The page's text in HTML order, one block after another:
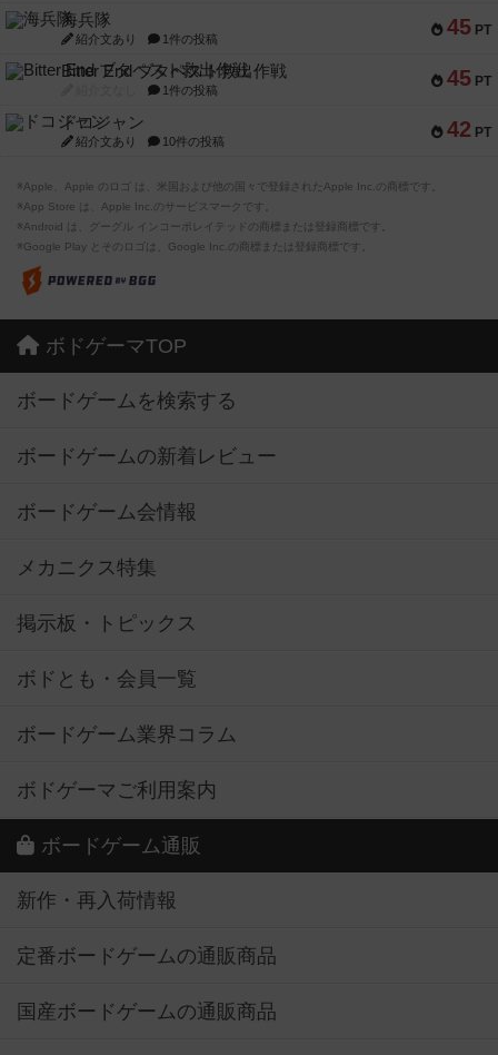
45 PT
海兵隊
紹介文あり 1件の投稿
45 PT
Bitter End ブタペスト救出作戦
1件の投稿
42 PT
ドコジャン
紹介文あり 10件の投稿
※Apple、Apple のロゴ は、米国および他の国々で登録されたApple Inc.の商標です。
※App Store は、Apple Inc.のサービスマークです。
※Android は、グーグル インコーポレイテッドの商標または登録商標です。
※Google Play とそのロゴは、Google Inc.の商標または登録商標です。
ボドゲーマTOP
ボードゲームを検索する
ボードゲームの新着レビュー
ボードゲーム会情報
メカニクス特集
掲示板・トピックス
ボドとも・会員一覧
ボードゲーム業界コラム
ボドゲーマご利用案内
ボードゲーム通販
新作・再入荷情報
定番ボードゲームの通販商品
国産ボードゲームの通販商品